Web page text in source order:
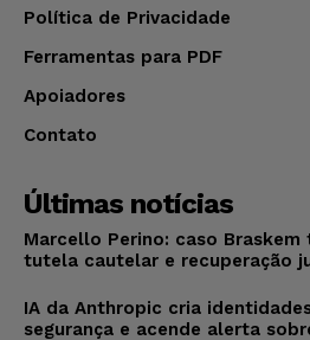
Política de Privacidade
Ferramentas para PDF
Apoiadores
Contato
Últimas notícias
Marcello Perino: caso
tutela cautelar e recuperação
IA da Anthropic cria
segurança e acende alerta